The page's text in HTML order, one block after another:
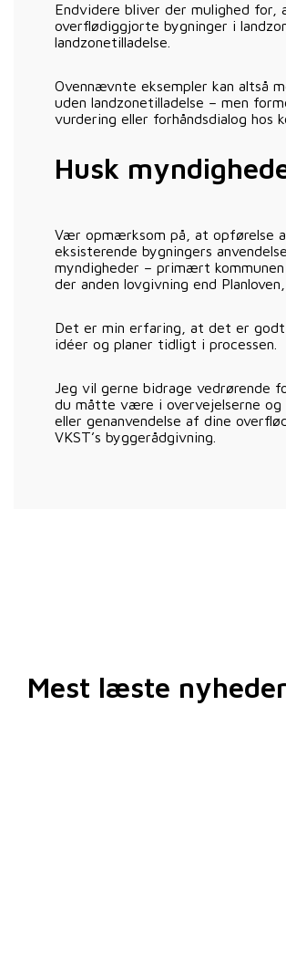
Endvidere bliver der mulighed
overflødiggjorte bygninger i
landzonetilladelse.
Ovennævnte eksempler kan altså
uden landzonetilladelse – men
vurdering eller forhåndsdialog hos
Husk
Vær opmærksom på, at opførelse
eksisterende bygningers
myndigheder – primært
der anden lovgivning end
Det er min erfaring, at det er godt
idéer og planer tidligt i processen.
Jeg vil gerne bidrage vedrørende
du måtte være i overvejelserne og
eller genanvendelse af dine
VKST’s byggerådgivning.
Mest læste nyheder